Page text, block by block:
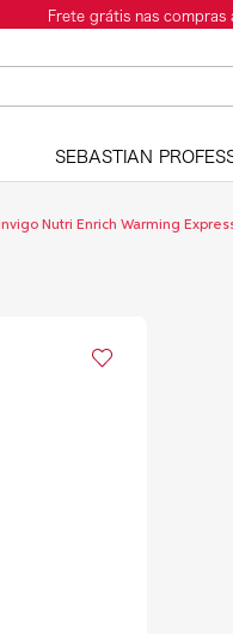
SEBASTIAN
Invigo Nutri Enrich Warming